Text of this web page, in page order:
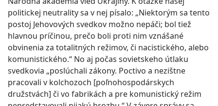
politickej neutrality sa v nej písalo: „Niektorým sa tento
postoj Jehovových svedkov možno nepáči; bol tiež
hlavnou príčinou, prečo boli proti nim vznášané
obvinenia za totalitných režimov, či nacistického, alebo
komunistického.“ No aj počas sovietskeho útlaku
svedkovia „poslúchali zákony. Poctivo a nezištne
pracovali v kolchozoch [poľnohospodárskych
družstvách] či vo fabrikách a pre komunistický režim